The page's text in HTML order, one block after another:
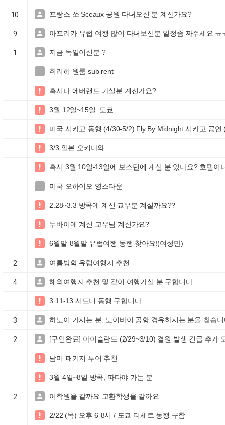
10  프랑스 쏘 Sceaux 공원 다녀오신 분 계신가요?
9  아프리카 유럽 여행 많이 다녀보신분 일정좀 짜주세요
1  지금 독일이신분 ?
취리히 원룸 sub rent
 혹시나 에버랜드 가실분 계신가요?
 3월 12일~15일. 도쿄
 미국 시카고 동행 (4/30-5/2) Fly By Midnight 시카고 공연
 3/3 일본 오키나와
 혹시 3월 10일-13일에 보스턴에 계신 분 있나요? 호텔이
미국 오하이오 영스타운
 2.28~3.3 방콕에 계신 교우분 계실까요??
 두바이에 계신 교우님 계신가요?
 6월말-8월말 유럽여행 동행 찾아요!(여성만)
2  여름방학 유럽여행지 추천
4  해외여행지 추천 및 같이 여행가실 분 구합니다
 3.11-13 시드니 동행 구합니다
3  하노이 가시는 분, 노이바이 공항 경유하시는 분을 찾습
2  [구인완료] 아이슬란드 (2/29~3/10) 결원 발생 긴급 추가
 남미 패키지 투어 추천
 3월 4일~8일 방콕, 파타야 가는 분
2  어학원을 갈까요 교환학생을 갈까요
 2/22 (목) 오후 6-8시 / 도쿄 티세트 동행 구함